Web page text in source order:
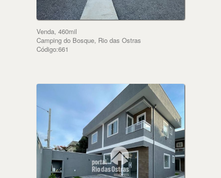
Venda, 460mil
Camping do Bosque, Rio das Ostras
Código:661